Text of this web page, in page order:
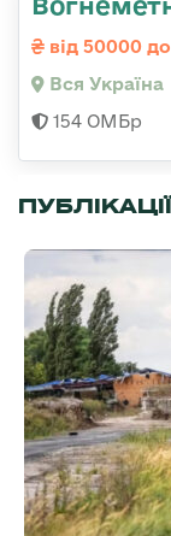
від 50000
Вся Україна
154 ОМБр
ПУБЛІКАЦІЇ